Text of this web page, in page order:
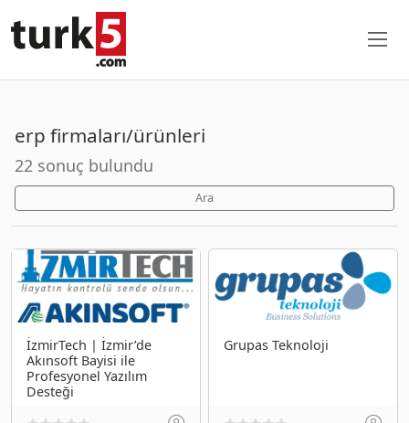
erp firmaları/ürünleri
22 sonuç bulundu
Ara
İzmirTech | İzmir’de
Akınsoft Bayisi ile
Profesyonel Yazılım
Desteği
Grupas Teknoloji